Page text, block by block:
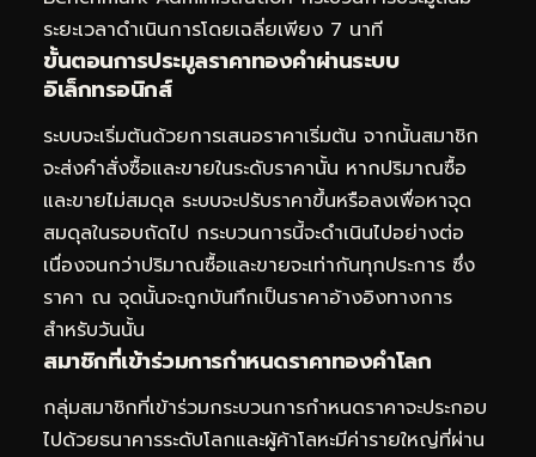
ระยะเวลาดำเนินการโดยเฉลี่ยเพียง 7 นาที
ขั้นตอนการประมูลราคาทองคำผ่านระบบ
อิเล็กทรอนิกส์
ระบบจะเริ่มต้นด้วยการเสนอราคาเริ่มต้น จากนั้นสมาชิก
จะส่งคำสั่งซื้อและขายในระดับราคานั้น หากปริมาณซื้อ
และขายไม่สมดุล ระบบจะปรับราคาขึ้นหรือลงเพื่อหาจุด
สมดุลในรอบถัดไป กระบวนการนี้จะดำเนินไปอย่างต่อ
เนื่องจนกว่าปริมาณซื้อและขายจะเท่ากันทุกประการ ซึ่ง
ราคา ณ จุดนั้นจะถูกบันทึกเป็นราคาอ้างอิงทางการ
สำหรับวันนั้น
สมาชิกที่เข้าร่วมการกำหนดราคาทองคำโลก
กลุ่มสมาชิกที่เข้าร่วมกระบวนการกำหนดราคาจะประกอบ
ไปด้วยธนาคารระดับโลกและผู้ค้าโลหะมีค่ารายใหญ่ที่ผ่าน